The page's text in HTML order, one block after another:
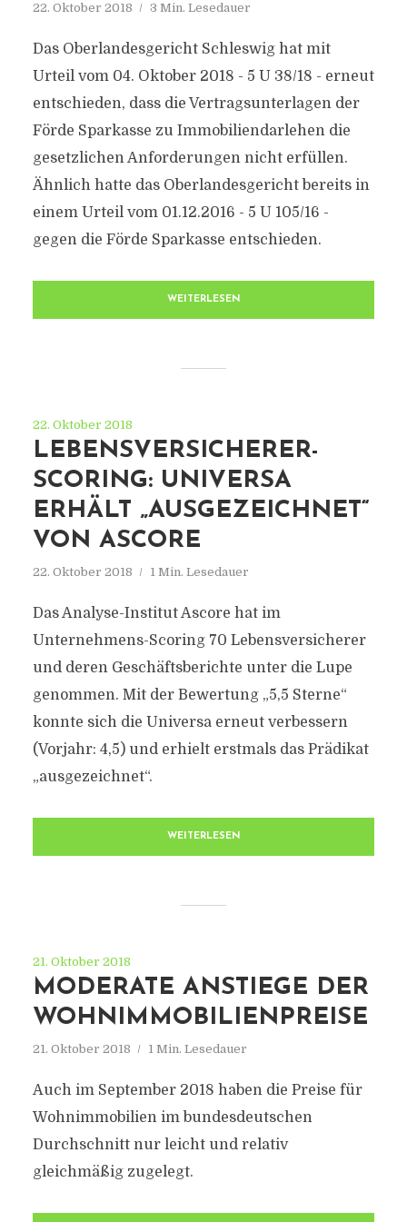
22. Oktober 2018 3 Min. Lesedauer
Das Oberlandesgericht Schleswig hat mit
Urteil vom 04. Oktober 2018 - 5 U 38/18 - erneut
entschieden, dass die Vertragsunterlagen der
Förde Sparkasse zu Immobiliendarlehen die
gesetzlichen Anforderungen nicht erfüllen.
Ähnlich hatte das Oberlandesgericht bereits in
einem Urteil vom 01.12.2016 - 5 U 105/16 -
gegen die Förde Sparkasse entschieden.
WEITERLESEN
22. Oktober 2018
LEBENSVERSICHERER-
SCORING: UNIVERSA
ERHÄLT „AUSGEZEICHNET“
VON ASCORE
22. Oktober 2018 1 Min. Lesedauer
Das Analyse-Institut Ascore hat im
Unternehmens-Scoring 70 Lebensversicherer
und deren Geschäftsberichte unter die Lupe
genommen. Mit der Bewertung „5,5 Sterne“
konnte sich die Universa erneut verbessern
(Vorjahr: 4,5) und erhielt erstmals das Prädikat
„ausgezeichnet“.
WEITERLESEN
21. Oktober 2018
MODERATE ANSTIEGE DER
WOHNIMMOBILIENPREISE
21. Oktober 2018 1 Min. Lesedauer
Auch im September 2018 haben die Preise für
Wohnimmobilien im bundesdeutschen
Durchschnitt nur leicht und relativ
gleichmäßig zugelegt.